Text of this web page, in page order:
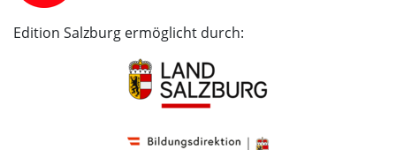
Edition Salzburg ermöglicht durch: